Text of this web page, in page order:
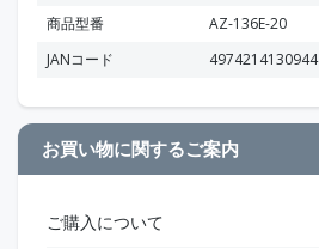
商品型番
AZ-136E-20
JANコード
4974214130944
お買い物に関するご案内
ご購入について